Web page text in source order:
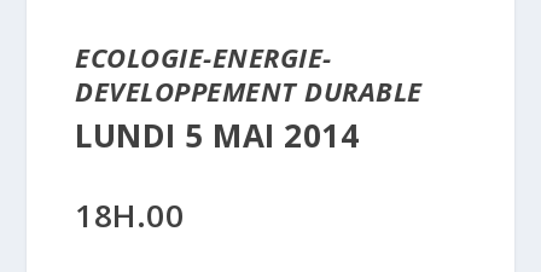
ECOLOGIE-ENERGIE-
DEVELOPPEMENT DURABLE
LUNDI 5 MAI 2014
18H.00